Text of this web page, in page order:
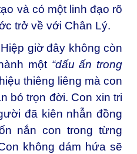
và có một linh đạo rõ
trở về với Chân Lý.
giờ đây không còn
một “dấu ấn trong
thiêng liêng mà con
bó trọn đời. Con xin tri
đã kiên nhẫn đồng
nắn con trong từng
không dám hứa sẽ